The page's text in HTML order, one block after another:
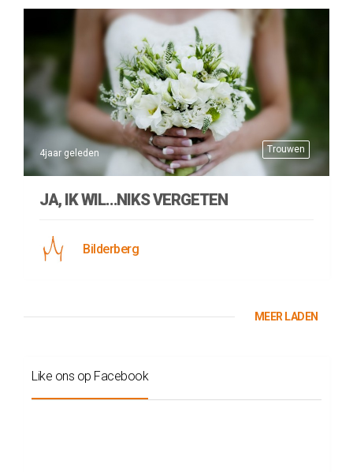
Trouwen
4jaar geleden
JA, IK WIL…NIKS VERGETEN
Bilderberg
MEER LADEN
Like ons op Facebook